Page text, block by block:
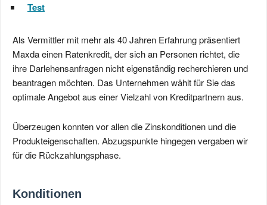
Test
Als Vermittler mit mehr als 40 Jahren Erfahrung präsentiert
Maxda einen Ratenkredit, der sich an Personen richtet, die
ihre Darlehensanfragen nicht eigenständig recherchieren und
beantragen möchten. Das Unternehmen wählt für Sie das
optimale Angebot aus einer Vielzahl von Kreditpartnern aus.
Überzeugen konnten vor allen die Zinskonditionen und die
Produkteigenschaften. Abzugspunkte hingegen vergaben wir
für die Rückzahlungsphase.
Konditionen